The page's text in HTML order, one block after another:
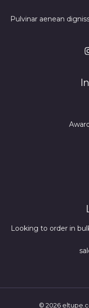
Pulvinar aenean
Looking to order in
© 2026